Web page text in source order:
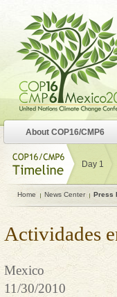
Actividades
Mexico
11/30/2010
Day 1
Home News Center Press
About COP16/CMP6